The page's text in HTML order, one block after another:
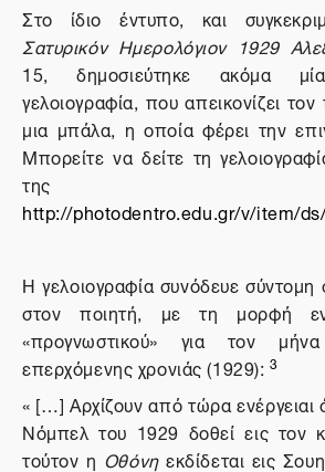
Στο ίδιο έντυπο, και
Σατυρικόν Ημερολόγιον 1929
15, δημοσιεύτηκε ακόμα
γελοιογραφία, που απεικονίζει
μια μπάλα, η οποία φέρει την
Μπορείτε να δείτε τη
της
http://photodentro.edu.gr/v/item/
Η γελοιογραφία συνόδευε σύντομη
στον ποιητή, με τη μορφή
«προγνωστικού» για τον
επερχόμενης χρονιάς (1929): 3
« […] Αρχίζουν από τώρα
Νόμπελ του 1929 δοθεί εις τον
τούτον η Οθόνηεκδίδεται εις